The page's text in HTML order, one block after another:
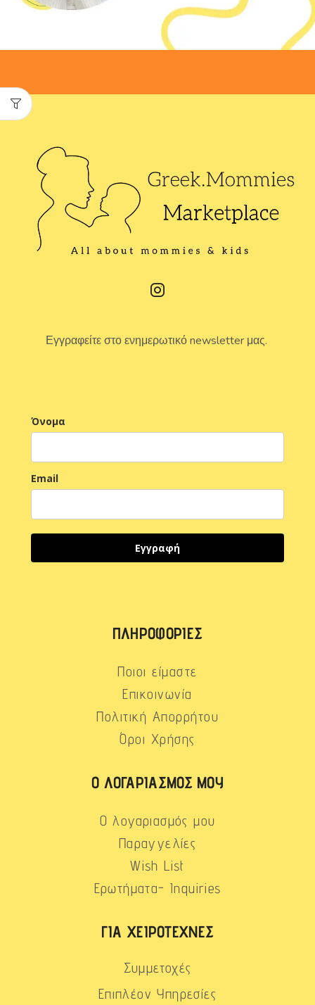
Εγγραφείτε στο ενημερωτικό newsletter μας.
Όνομα
Email
Εγγραφή
ΠΛΗΡΟΦΟΡΊΕΣ
Ποιοι είμαστε
Επικοινωνία
Πολιτική Απορρήτου
Όροι Χρήσης
Ο ΛΟΓΑΡΙΑΣΜΌΣ ΜΟΥ
Ο λογαριασμός μου
Παραγγελίες
Wish List
Ερωτήματα- Inquiries
ΓΙΑ ΧΕΙΡΟΤΈΧΝΕΣ
Συμμετοχές
Επιπλέον Υπηρεσίες